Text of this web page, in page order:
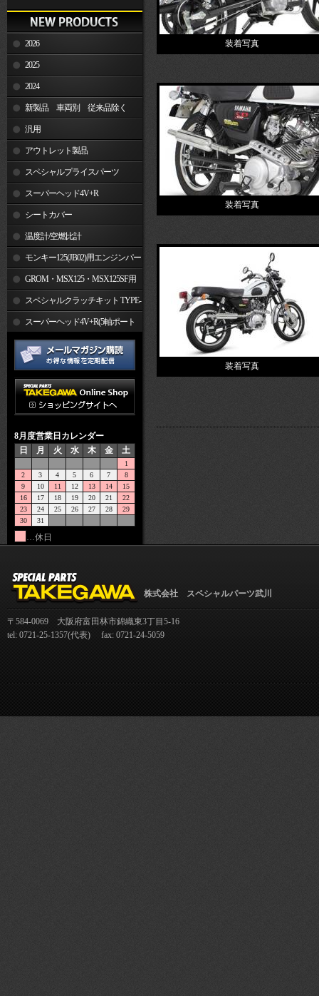
2026
2025
2024
新製品 車両別 従来品除く
汎用
アウトレット製品
スペシャルプライスパーツ
スーパーヘッド4V+R
シートカバー
温度計/空燃比計
モンキー125(JB02)用エンジンパー
ツ GROM・MSX125・MSX125SF用
エンジンパーツ
スペシャルクラッチキット TYPE-
スーパーヘッド4V+R(5軸ポート
加工)
8月度営業日カレンダー
日
月 火 水 木 金 土
1
2
3 4 5 6 7
8
9
10 11 12 13 14
15
16
17 18 19 20 21
22
23
24 25 26 27 28
29
30
31
…休日
装着写真
装着写真
装着写真
株式会社 スペシャルパーツ武川
〒584-0069 大阪府富田林市錦織東3丁目5-16
tel: 0721-25-1357(代表) fax: 0721-24-5059